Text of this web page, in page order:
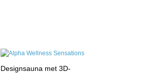
Designsauna met 3D-